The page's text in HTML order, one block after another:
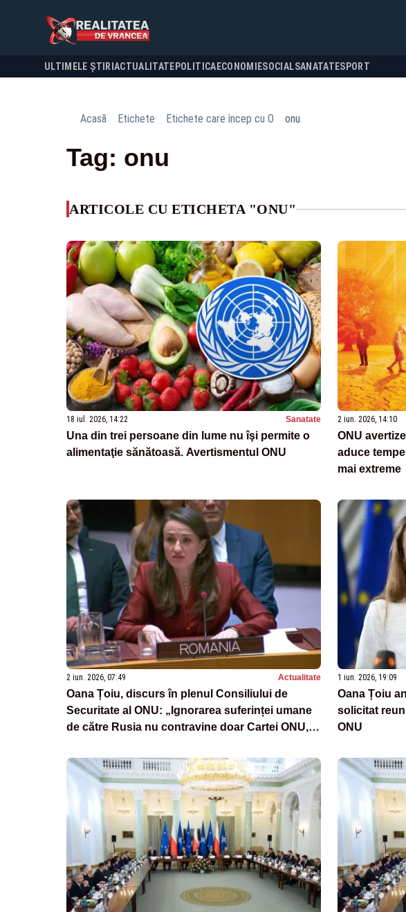
ULTIMELE ȘTIRI ACTUALITATE POLITICA ECONOMIESOCIALSANATATESPORT
Acasă Etichete Etichete care încep cu O onu
Tag: onu
ARTICOLE CU ETICHETA "ONU"
18 iul. 2026, 14:22 Sanatate
Una din trei persoane din lume nu îşi permite o
alimentaţie sănătoasă. Avertismentul ONU
2 iun. 2026, 14:10
ONU
aduce
mai extreme
2 iun. 2026, 07:49 Actualitate
Oana Țoiu, discurs în plenul Consiliului de
Securitate al ONU: „Ignorarea suferinței umane
de către Rusia nu contravine doar Cartei ONU, ci
de pace”
1 iun. 2026, 19:09
Oana Țoiu
solicitat
ONU